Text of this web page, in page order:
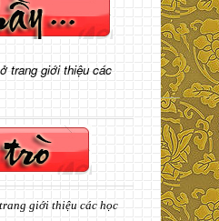
trang giới thiệu các
giới thiệu các học